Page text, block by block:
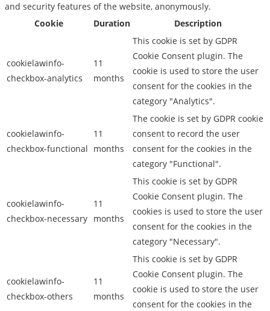
and security features of the website, anonymously.
Cookie
Duration Description
cookielawinfo-
checkbox-analytics
11
months
This cookie is set by GDPR
Cookie Consent plugin. The
cookie is used to store the user
consent for the cookies in the
category "Analytics".
cookielawinfo-
checkbox-functional
11
months
The cookie is set by GDPR cookie
consent to record the user
consent for the cookies in the
category "Functional".
cookielawinfo-
checkbox-necessary
11
months
This cookie is set by GDPR
Cookie Consent plugin. The
cookies is used to store the user
consent for the cookies in the
category "Necessary".
cookielawinfo-
checkbox-others
11
months
This cookie is set by GDPR
Cookie Consent plugin. The
cookie is used to store the user
consent for the cookies in the